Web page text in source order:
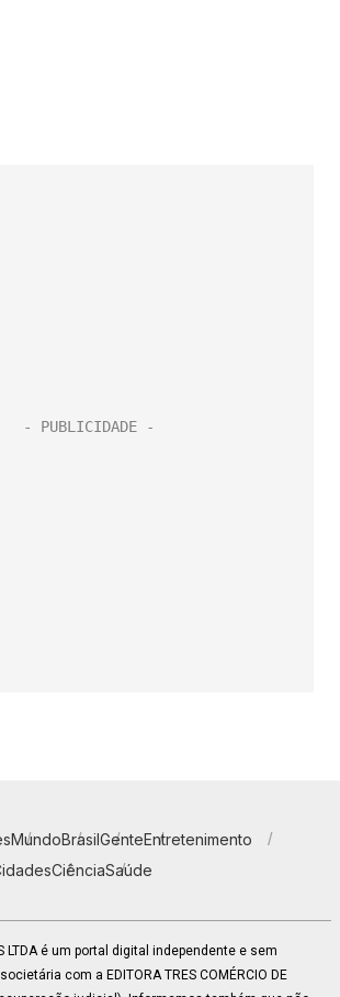
MundoBrasilGenteEntretenimento
CiênciaSaúde
LTDA é um portal digital independente e sem
com a EDITORA TRES COMÉRCIO DE